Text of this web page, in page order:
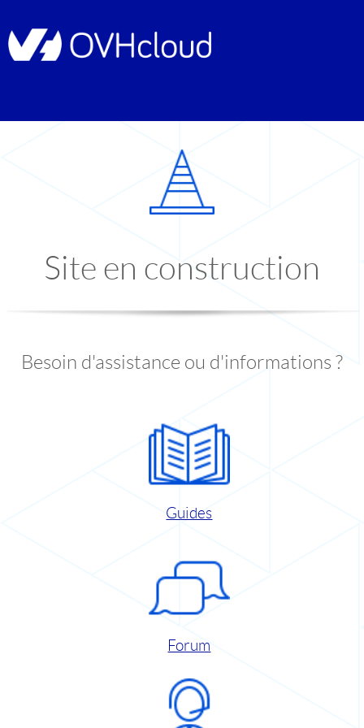
Site en construction
Besoin d'assistance ou d'informations ?
Guides
Forum